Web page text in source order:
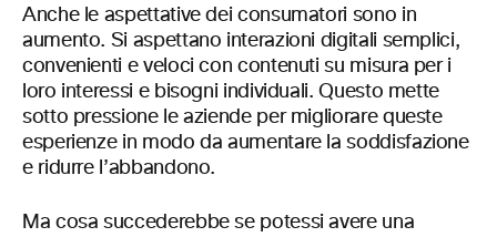
Anche le aspettative dei consumatori sono in
aumento. Si aspettano interazioni digitali semplici,
convenienti e veloci con contenuti su misura per i
loro interessi e bisogni individuali. Questo mette
sotto pressione le aziende per migliorare queste
esperienze in modo da aumentare la soddisfazione
e ridurre l’abbandono.
Ma cosa succederebbe se potessi avere una